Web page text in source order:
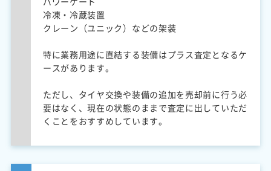
冷凍・冷蔵装置
クレーン（ユニック）などの架装
特に業務用途に直結する装備はプラス査定となるケ
ースがあります。
ただし、タイヤ交換や装備の追加を売却前に行う必
要はなく、現在の状態のままで査定に出していただ
くことをおすすめしています。